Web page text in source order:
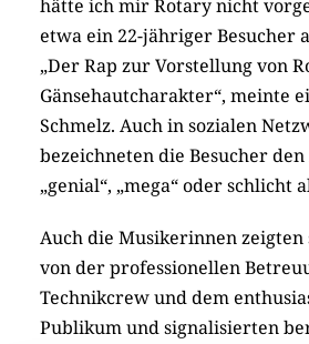
hätte ich mir Rotary nicht
etwa ein 22-jähriger Besucher
„Der Rap zur Vorstellung von
Gänsehautcharakter“, meinte
Schmelz. Auch in sozialen
bezeichneten die Besucher
„genial“, „mega“ oder schlicht
Auch die Musikerinnen
von der professionellen
Technikcrew und dem
Publikum und signalisierten